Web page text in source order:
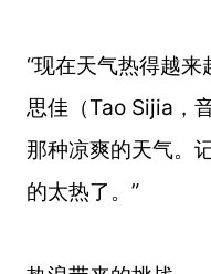
“现在天气热得越
思佳（Tao Sijia，
那种凉爽的天气。
的太热了。”